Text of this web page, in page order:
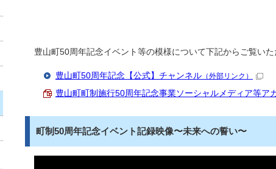
豊山町50周年記念イベント等の模様について下記からご覧いた
豊山町50周年記念【公式】チャンネル （外部リンク）
豊山町町制施行50周年記念事業ソーシャルメディア等ア
町制50周年記念イベント記録映像〜未来への誓い〜